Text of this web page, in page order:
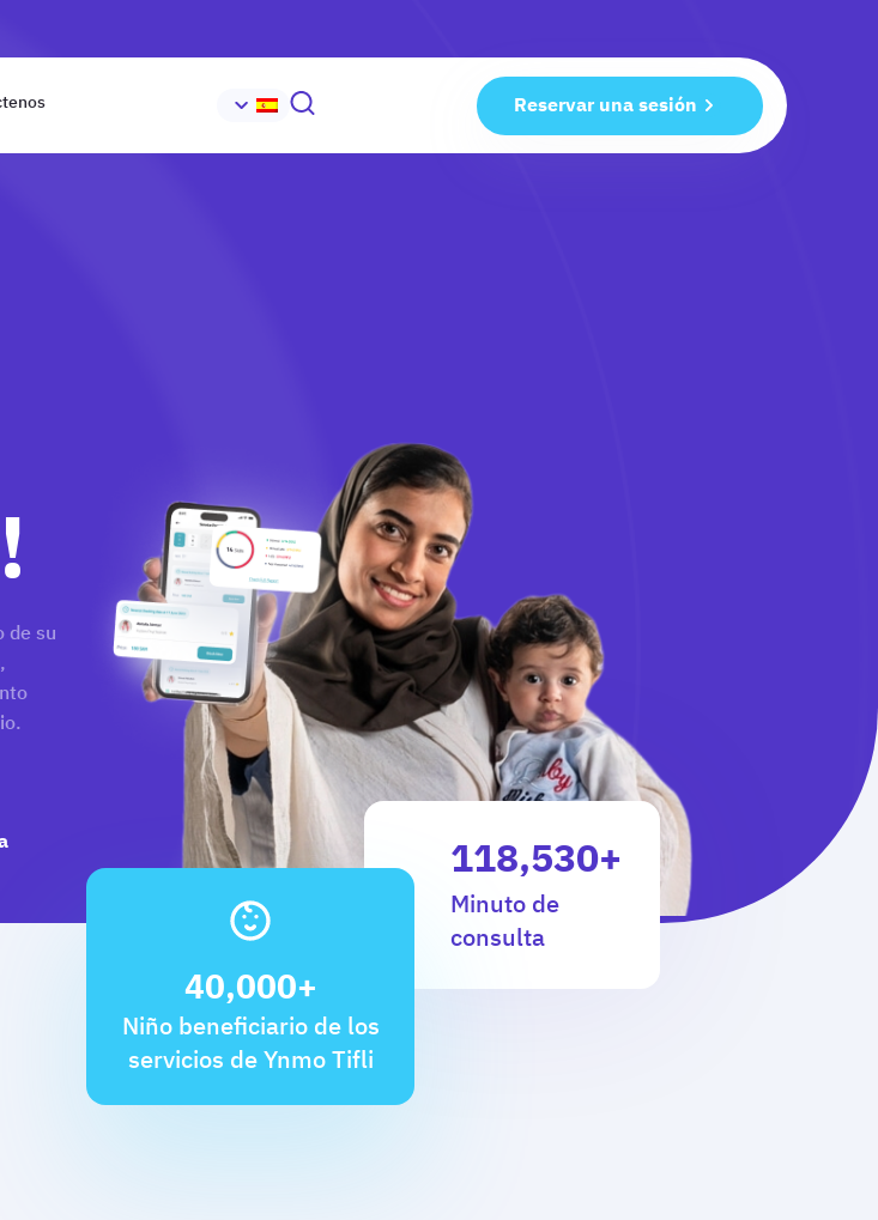
Reservar una sesión
de su
40,000+
Niño beneficiario de los
servicios de Ynmo Tifli
118,530+
Minuto de
consulta